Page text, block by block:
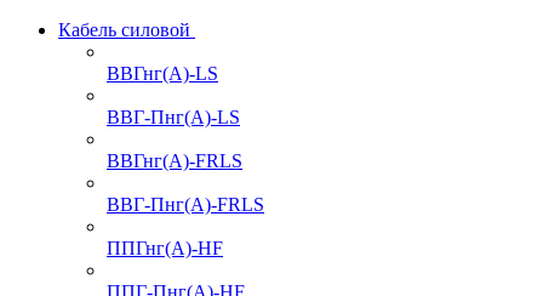
Кабель силовой
ВВГнг(А)-LS
ВВГ-Пнг(А)-LS
ВВГнг(А)-FRLS
ВВГ-Пнг(А)-FRLS
ППГнг(А)-HF
ППГ-Пнг(А)-HF